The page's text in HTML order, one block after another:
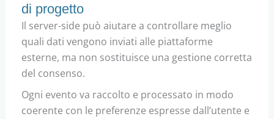
di progetto
Il server-side può aiutare a controllare meglio
quali dati vengono inviati alle piattaforme
esterne, ma non sostituisce una gestione corretta
del consenso.
Ogni evento va raccolto e processato in modo
coerente con le preferenze espresse dall’utente e